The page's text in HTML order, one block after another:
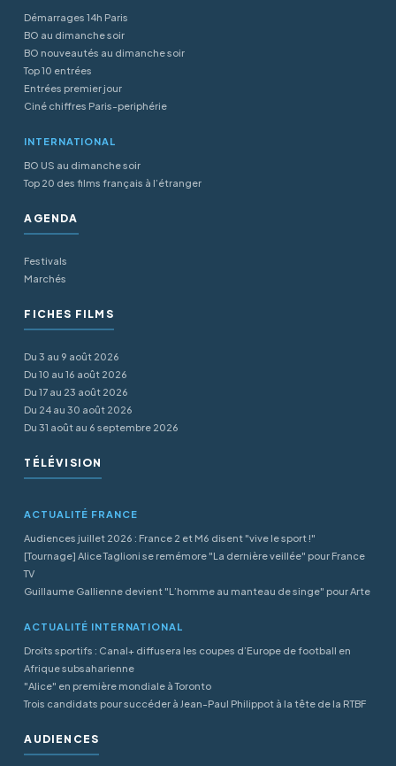
Démarrages 14h Paris
BO au dimanche soir
BO nouveautés au dimanche soir
Top 10 entrées
Entrées premier jour
Ciné chiffres Paris-periphérie
INTERNATIONAL
BO US au dimanche soir
Top 20 des films français à l’étranger
AGENDA
Festivals
Marchés
FICHES FILMS
Du 3 au 9 août 2026
Du 10 au 16 août 2026
Du 17 au 23 août 2026
Du 24 au 30 août 2026
Du 31 août au 6 septembre 2026
TÉLÉVISION
ACTUALITÉ FRANCE
Audiences juillet 2026 : France 2 et M6 disent "vive le sport !"
[Tournage] Alice Taglioni se remémore "La dernière veillée" pour France
TV
Guillaume Gallienne devient "L’homme au manteau de singe" pour Arte
ACTUALITÉ INTERNATIONAL
Droits sportifs : Canal+ diffusera les coupes d’Europe de football en
Afrique subsaharienne
"Alice" en première mondiale à Toronto
Trois candidats pour succéder à Jean-Paul Philippot à la tête de la RTBF
AUDIENCES